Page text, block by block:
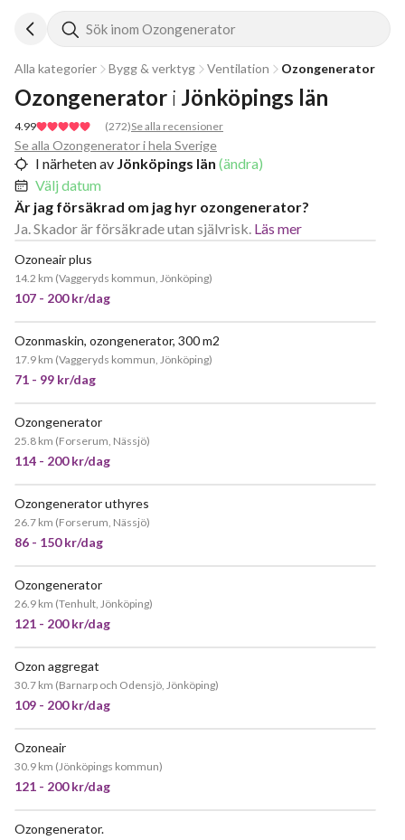
Sök inom Ozongenerator
Alla kategorier Bygg & verktyg Ventilation Ozongenerator
4.99 (272)Se alla recensioner
Ozongenerator i Jönköpings län
Se alla Ozongenerator i hela Sverige
I närheten av Jönköpings län (ändra)
Välj datum
Är jag försäkrad om jag hyr ozongenerator?
Ja. Skador är försäkrade utan självrisk. Läs mer
Ozoneair plus
14.2 km (Vaggeryds kommun, Jönköping)
107 - 200 kr/dag
Ozonmaskin, ozongenerator, 300 m2
17.9 km (Vaggeryds kommun, Jönköping)
71 - 99 kr/dag
Ozongenerator
25.8 km (Forserum, Nässjö)
114 - 200 kr/dag
Ozongenerator uthyres
26.7 km (Forserum, Nässjö)
86 - 150 kr/dag
Ozongenerator
26.9 km (Tenhult, Jönköping)
121 - 200 kr/dag
Ozon aggregat
30.7 km (Barnarp och Odensjö, Jönköping)
109 - 200 kr/dag
Ozoneair
30.9 km (Jönköpings kommun)
121 - 200 kr/dag
Ozongenerator.